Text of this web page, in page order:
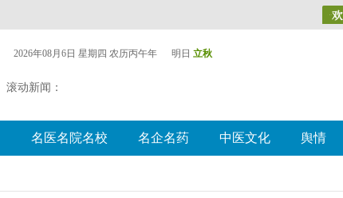
2026年08月6日 星期四 农历丙午年 明日 立秋
滚动新闻：
名医名院名校 名企名药 中医文化 舆情